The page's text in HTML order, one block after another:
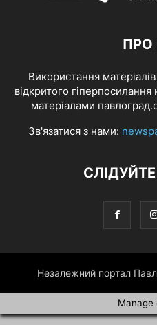
ПРО
Використання
відкритого
матеріалами
Зв'язатися з нами:
Незалежний портал
Manage